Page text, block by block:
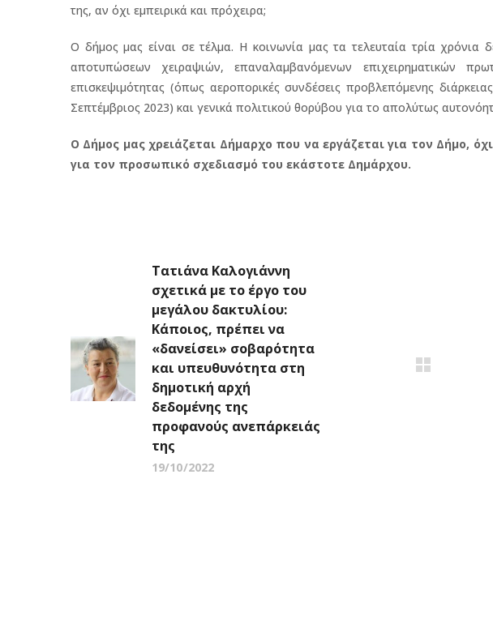
της, αν όχι εμπειρικά και πρόχειρα;
O δήμος μας είναι σε τέλμα. Η κοινωνία μας τα τελευταία τρία χρόνια
αποτυπώσεων χειραψιών, επαναλαμβανόμενων επιχειρηματικών
επισκεψιμότητας (όπως αεροπορικές συνδέσεις προβλεπόμενης
Σεπτέμβριος 2023) και γενικά πολιτικού θορύβου για το απολύτως
Ο Δήμος μας χρειάζεται Δήμαρχο που να εργάζεται για τον Δήμο,
για τον προσωπικό σχεδιασμό του εκάστοτε Δημάρχου.
Τατιάνα Καλογιάννη
σχετικά με το έργο του
μεγάλου δακτυλίου:
Κάποιος, πρέπει να
«δανείσει» σοβαρότητα
και υπευθυνότητα στη
δημοτική αρχή
δεδομένης της
προφανούς ανεπάρκειάς
της
19/10/2022